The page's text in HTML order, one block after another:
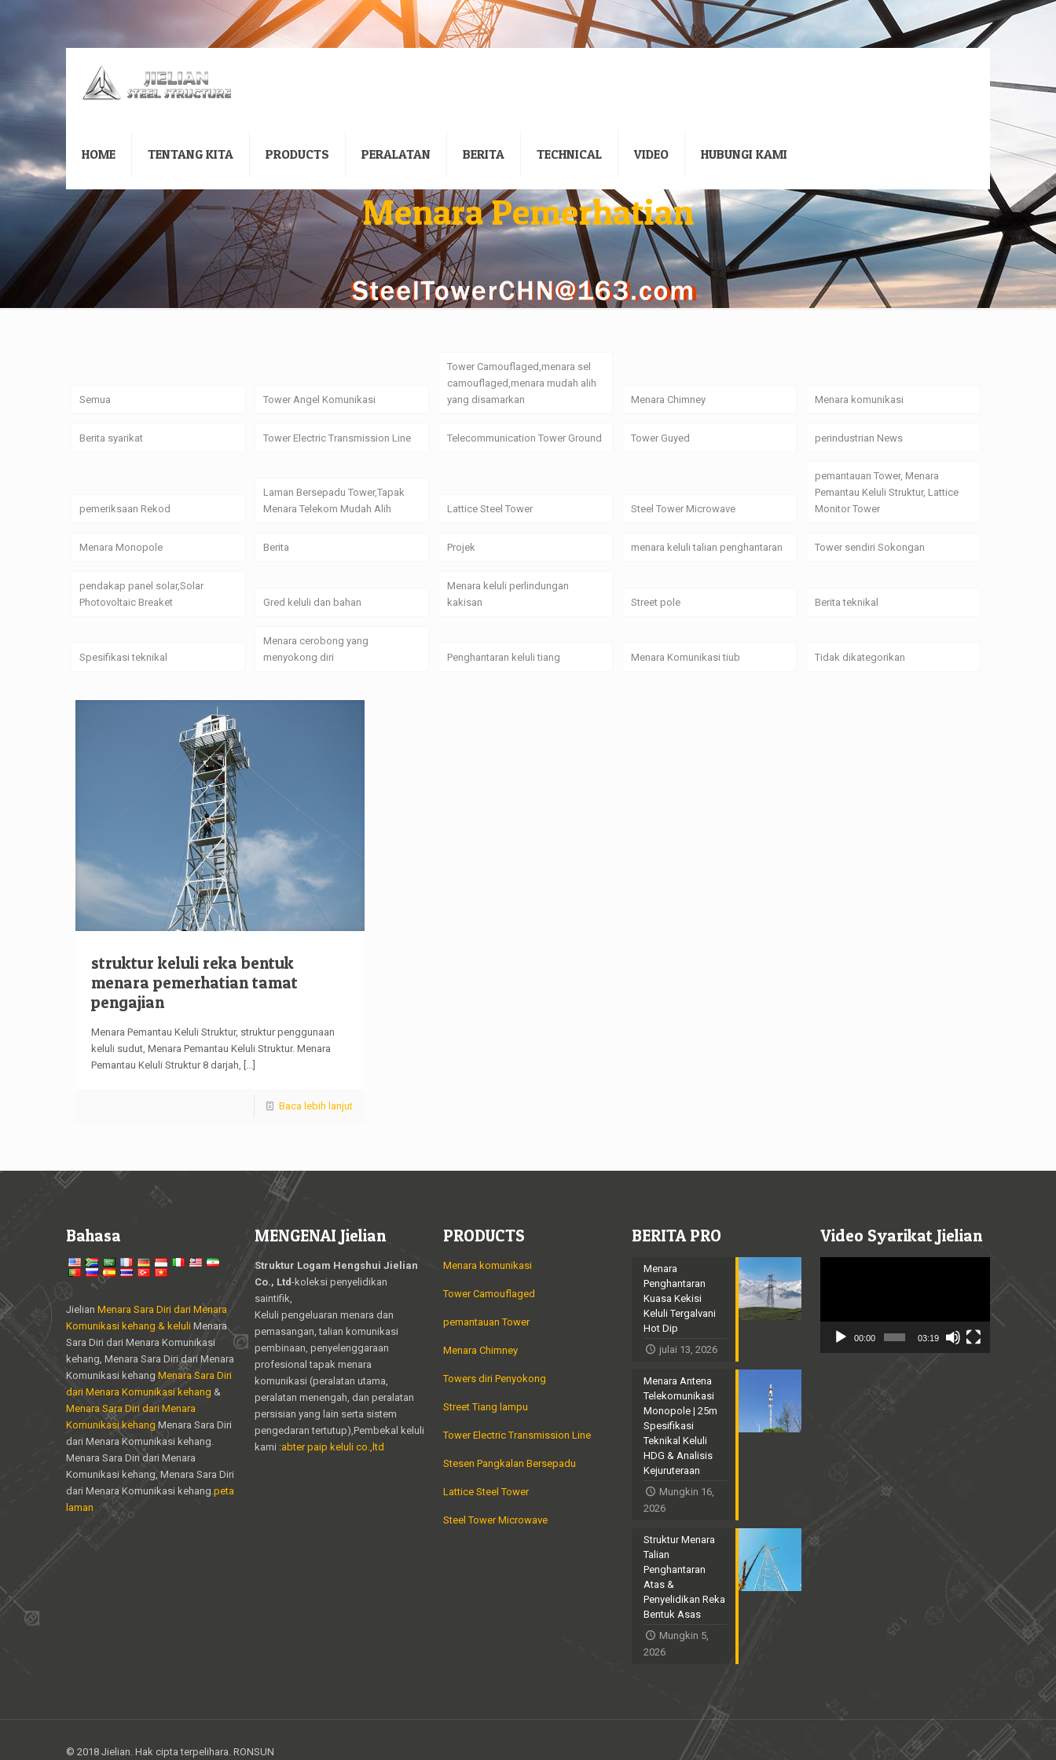
HOME TENTANG KITA PRODUCTS PERALATAN BERITA TECHNICAL VIDEO HUBUNGI KAMI
Menara Pemerhatian
Semua Tower Angel Komunikasi
Tower Camouflaged,menara sel
camouflaged,menara mudah alih
yang disamarkan
Menara Chimney Menara komunikasi
Berita syarikat Tower Electric Transmission Line Telecommunication Tower Ground Tower Guyed perindustrian News
pemeriksaan Rekod
Laman Bersepadu Tower,Tapak
Menara Telekom Mudah Alih
Lattice Steel Tower Steel Tower Microwave
pemantauan Tower, Menara
Pemantau Keluli Struktur, Lattice
Monitor Tower
Menara Monopole Berita Projek menara keluli talian penghantaran Tower sendiri Sokongan
pendakap panel solar,Solar
Photovoltaic Breaket
Gred keluli dan bahan
Menara keluli perlindungan
kakisan
Street pole Berita teknikal
Spesifikasi teknikal
Menara cerobong yang
menyokong diri
Penghantaran keluli tiang Menara Komunikasi tiub Tidak dikategorikan
struktur keluli reka bentuk
menara pemerhatian tamat
pengajian
Menara Pemantau Keluli Struktur, struktur penggunaan
keluli sudut, Menara Pemantau Keluli Struktur. Menara
Pemantau Keluli Struktur 8 darjah, [...]
Baca lebih lanjut
Bahasa
Jielian Menara Sara Diri dari Menara
Komunikasi kehang & keluli Menara
Sara Diri dari Menara Komunikasi
kehang, Menara Sara Diri dari Menara
Komunikasi kehang Menara Sara Diri
dari Menara Komunikasi kehang &
Menara Sara Diri dari Menara
Komunikasi kehang Menara Sara Diri
dari Menara Komunikasi kehang.
Menara Sara Diri dari Menara
Komunikasi kehang, Menara Sara Diri
dari Menara Komunikasi kehang.peta
laman
MENGENAI Jielian
Struktur Logam Hengshui Jielian
Co., Ltd-koleksi penyelidikan
saintifik,
Keluli pengeluaran menara dan
pemasangan, talian komunikasi
pembinaan, penyelenggaraan
profesional tapak menara
komunikasi (peralatan utama,
peralatan menengah, dan peralatan
persisian yang lain serta sistem
pengedaran tertutup),Pembekal keluli
kami :abter paip keluli co.,ltd
PRODUCTS
Menara komunikasi
Tower Camouflaged
pemantauan Tower
Menara Chimney
Towers diri Penyokong
Street Tiang lampu
Tower Electric Transmission Line
Stesen Pangkalan Bersepadu
Lattice Steel Tower
Steel Tower Microwave
BERITA PRO
Menara
Penghantaran
Kuasa Kekisi
Keluli Tergalvani
Hot Dip
julai 13, 2026
Menara Antena
Telekomunikasi
Monopole | 25m
Spesifikasi
Teknikal Keluli
HDG & Analisis
Kejuruteraan
Mungkin 16,
2026
Struktur Menara
Talian
Penghantaran
Atas &
Penyelidikan Reka
Bentuk Asas
Mungkin 5,
2026
Video Syarikat Jielian
00:00 03:19
© 2018 Jielian. Hak cipta terpelihara. RONSUN